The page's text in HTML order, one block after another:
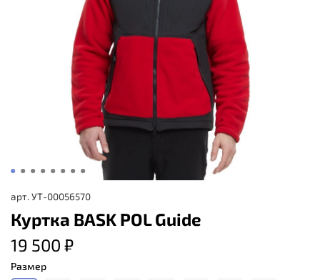
арт. УТ-00056570
Куртка BASK POL Guide
19 500 ₽
Размер